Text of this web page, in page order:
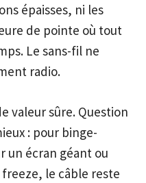
épaisses, ni les
de pointe où tout
Le sans-fil ne
radio.
valeur sûre. Question
: pour binge-
un écran géant ou
le câble reste